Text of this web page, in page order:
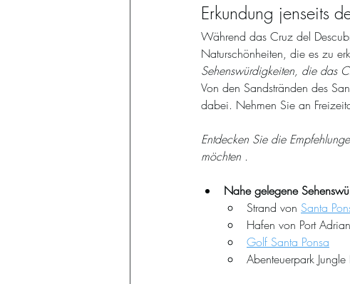
Erkundung jenseits
Während das Cruz del
Naturschönheiten, die es zu
Sehenswürdigkeiten, die das
Von den Sandstränden des
dabei. Nehmen Sie an
Entdecken Sie die
möchten .
Nahe gelegene
Strand von Santa
Hafen von Port
Golf Santa Ponsa
Abenteuerpark Jungle